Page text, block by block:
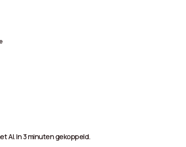
AI. In 3 minuten gekoppeld.